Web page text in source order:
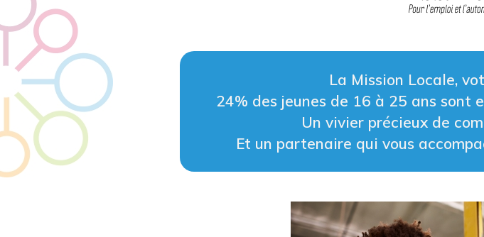
La Mission Locale,
24% des jeunes de 16 à 25 ans sont
Un vivier précieux de
Et un partenaire qui vous